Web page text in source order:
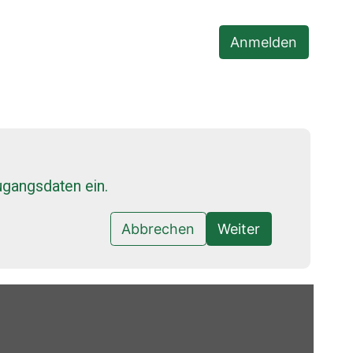
Anmelden
ein.
Weiter
Abbrechen